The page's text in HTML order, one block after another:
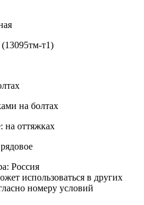
т1)
на болтах
на оттяжках
рядовое
Россия
использоваться в других
номеру условий